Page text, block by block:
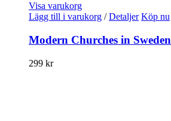
Visa varukorg
Lägg till i varukorg / Detaljer Köp nu
Modern Churches in Sweden
299 kr